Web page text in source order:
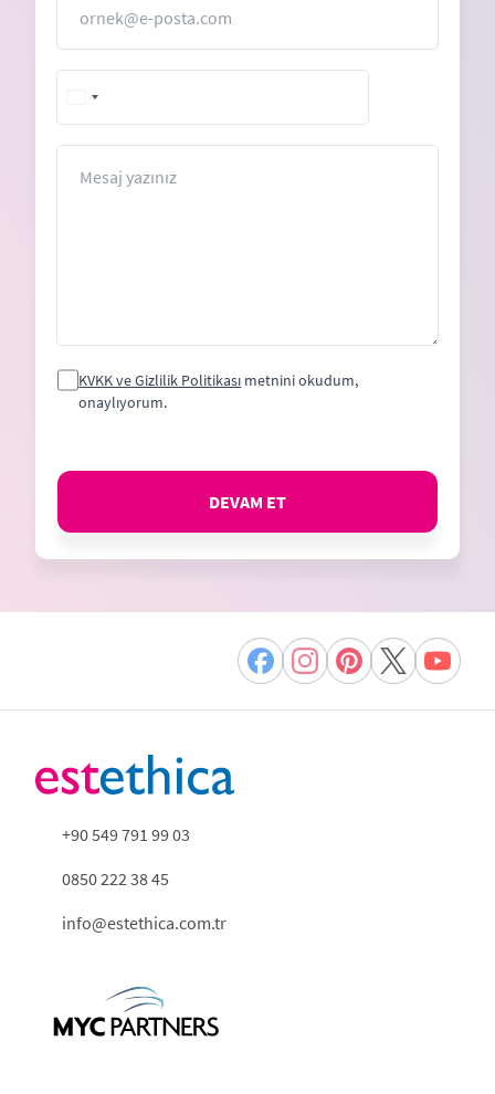
KVKK ve Gizlilik Politikası metnini okudum,
onaylıyorum.
DEVAM ET
+90 549 791 99 03
0850 222 38 45
info@estethica.com.tr